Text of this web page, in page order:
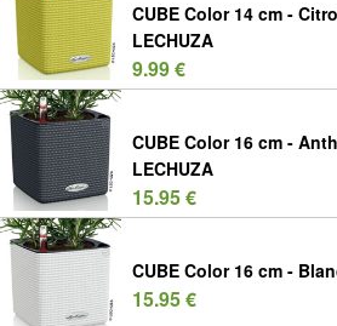
CUBE Color 14 cm -
LECHUZA
9.99 €
CUBE Color 16 cm -
LECHUZA
15.95 €
CUBE Color 16 cm -
15.95 €